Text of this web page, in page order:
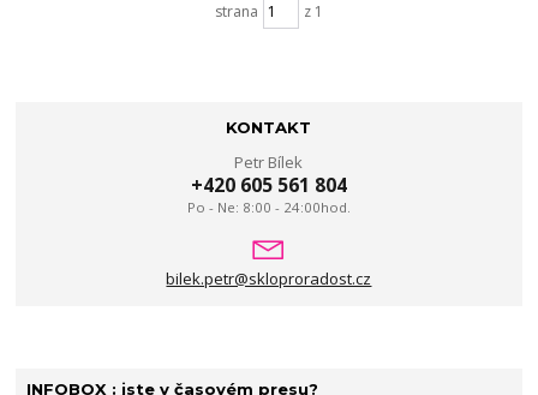
strana z 1
KONTAKT
Petr Bílek
+420 605 561 804
Po - Ne: 8:00 - 24:00hod.
bilek.petr@skloproradost.cz
INFOBOX : jste v časovém presu?